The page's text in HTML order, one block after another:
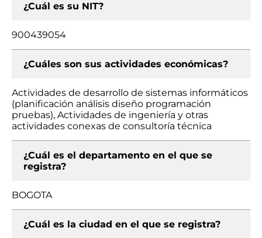
¿Cuál es su NIT?
900439054
¿Cuáles son sus actividades económicas?
Actividades de desarrollo de sistemas informáticos
(planificación análisis diseño programación
pruebas), Actividades de ingeniería y otras
actividades conexas de consultoría técnica
¿Cuál es el departamento en el que se
registra?
BOGOTA
¿Cuál es la ciudad en el que se registra?